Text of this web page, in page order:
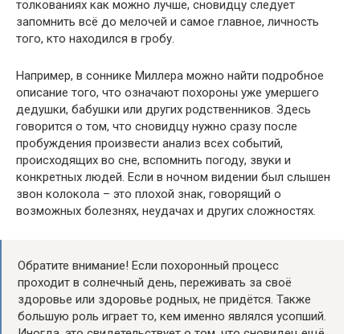
толкованиях как можно лучше, сновидцу следует
запомнить всё до мелочей и самое главное, личность
того, кто находился в гробу.
Например, в соннике Миллера можно найти подробное
описание того, что означают похороны уже умершего
дедушки, бабушки или других родственников. Здесь
говорится о том, что сновидцу нужно сразу после
пробуждения произвести анализ всех событий,
происходящих во сне, вспомнить погоду, звуки и
конкретных людей. Если в ночном видении был слышен
звон колокола – это плохой знак, говорящий о
возможных болезнях, неудачах и других сложностях.
Обратите внимание! Если похоронный процесс
проходит в солнечный день, переживать за своё
здоровье или здоровье родных, не придётся. Также
большую роль играет то, кем именно являлся усопший.